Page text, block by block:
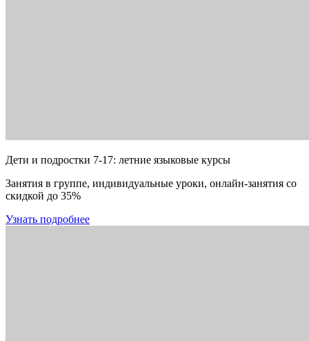
Дети и подростки 7-17: летние языковые курсы
Занятия в группе, индивидуальные уроки, онлайн-занятия со
скидкой до 35%
Узнать подробнее